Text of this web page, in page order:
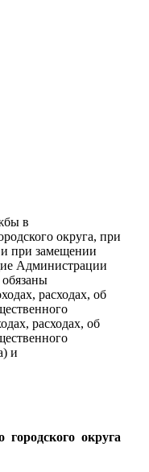
в
округа, при
и при замещении
Администрации
обязаны
расходах, об
расходах, об
и
городского округа